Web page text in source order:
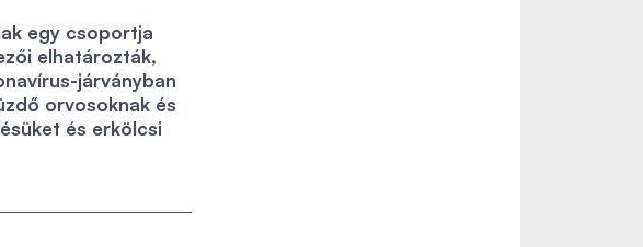
egy csoportja
elhatározták,
járványban
orvosoknak és
és erkölcsi